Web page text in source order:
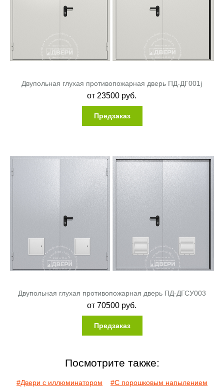
Двупольная глухая противопожарная дверь ПД-ДГ001j
от 23500 руб.
Предзаказ
Двупольная глухая противопожарная дверь ПД-ДГСУ003
от70500 руб.
Предзаказ
Посмотрите также:
#Двери с иллюминатором
#С порошковым напылением